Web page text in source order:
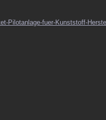
Pilotanlage-fuer-Kunststoff-